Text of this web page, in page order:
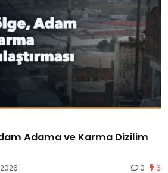
Adama ve Karma Dizilim
0 6